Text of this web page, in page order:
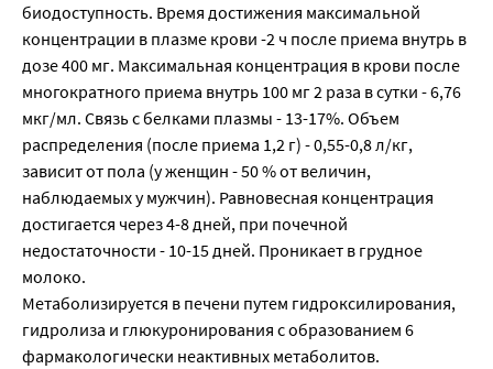
биодоступность. Время достижения максимальной
концентрации в плазме крови -2 ч после приема внутрь в
дозе 400 мг. Максимальная концентрация в крови после
многократного приема внутрь 100 мг 2 раза в сутки - 6,76
мкг/мл. Связь с белками плазмы - 13-17%. Объем
распределения (после приема 1,2 г) - 0,55-0,8 л/кг,
зависит от пола (у женщин - 50 % от величин,
наблюдаемых у мужчин). Равновесная концентрация
достигается через 4-8 дней, при почечной
недостаточности - 10-15 дней. Проникает в грудное
молоко.
Метаболизируется в печени путем гидроксилирования,
гидролиза и глюкуронирования с образованием 6
фармакологически неактивных метаболитов.